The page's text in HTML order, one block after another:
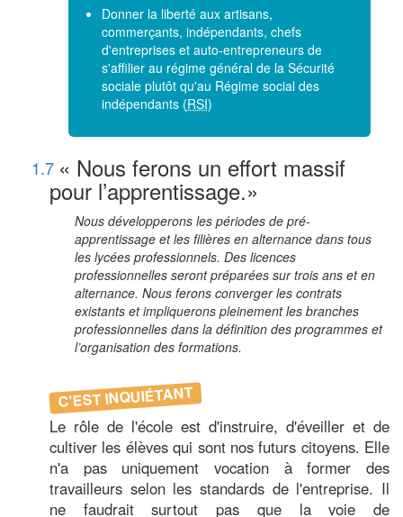
Donner la liberté aux artisans,
commerçants, indépendants, chefs
d'entreprises et auto-entrepreneurs de
s'affilier au régime général de la Sécurité
sociale plutôt qu'au Régime social des
indépendants (RSI)
1.7 « Nous ferons un effort massif
pour l’apprentissage.»
Nous développerons les périodes de pré-
apprentissage et les filières en alternance dans tous
les lycées professionnels. Des licences
professionnelles seront préparées sur trois ans et en
alternance. Nous ferons converger les contrats
existants et impliquerons pleinement les branches
professionnelles dans la définition des programmes et
l’organisation des formations.
C'EST INQUIÉTANT
Le rôle de l'école est d'instruire, d'éveiller et de
cultiver les élèves qui sont nos futurs citoyens. Elle
n'a pas uniquement vocation à former des
travailleurs selon les standards de l'entreprise. Il
ne faudrait surtout pas que la voie de